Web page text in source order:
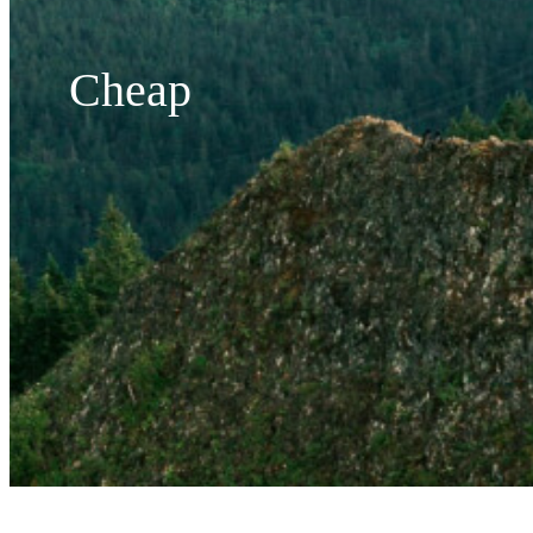
Cheap